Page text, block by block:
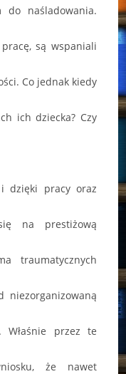
naśladowania.
są wspaniali
Co jednak kiedy
ich dziecka? Czy
i dzięki pracy oraz
na prestiżową
traumatycznych
przez te
że nawet